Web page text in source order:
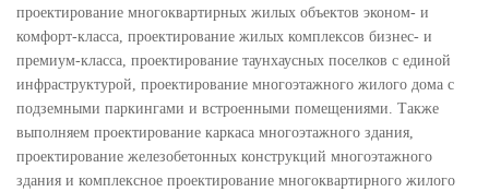
проектирование многоквартирных жилых объектов эконом- и
комфорт-класса, проектирование жилых комплексов бизнес- и
премиум-класса, проектирование таунхаусных поселков с единой
инфраструктурой, проектирование многоэтажного жилого дома с
подземными паркингами и встроенными помещениями. Также
выполняем проектирование каркаса многоэтажного здания,
проектирование железобетонных конструкций многоэтажного
здания и комплексное проектирование многоквартирного жилого